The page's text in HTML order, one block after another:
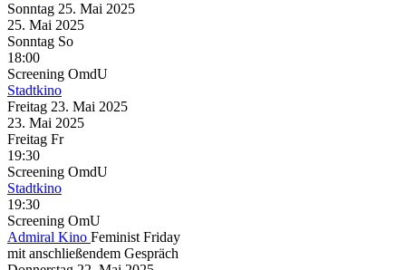
Sonntag 25. Mai 2025
25. Mai 2025
Sonntag So
18:00
Screening OmdU
Stadtkino
Freitag 23. Mai 2025
23. Mai 2025
Freitag Fr
19:30
Screening OmdU
Stadtkino
19:30
Screening OmU
Admiral Kino Feminist Friday
mit anschließendem Gespräch